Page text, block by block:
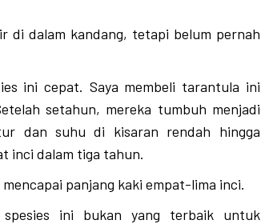
di dalam kandang, tetapi belum pernah
ini cepat. Saya membeli tarantula ini
setahun, mereka tumbuh menjadi
dan suhu di kisaran rendah hingga
inci dalam tiga tahun.
panjang kaki empat-lima inci.
spesies ini bukan yang terbaik untuk